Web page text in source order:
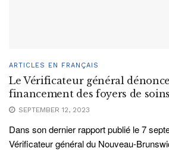
ARTICLES EN FRANÇAIS
Le Vérificateur général
financement des foyers de soins
SEPTEMBER 12, 2023
Dans son dernier rapport publié le 7
Vérificateur général du Nouveau-